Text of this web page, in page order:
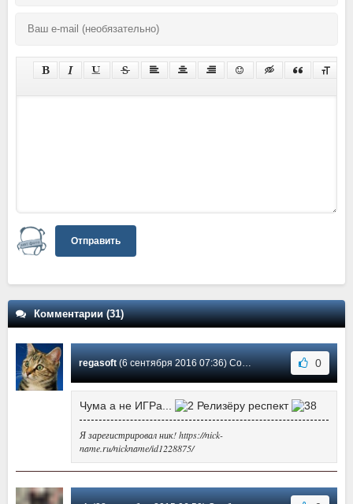
Отправить
Комментарии (31)
regasoft(6 сентября 2016 07:36) Сообщение #31 0
Чума а не ИГРа... Релизёру респект
Я зарегистрировал ник! https://nick-
name.ru/nickname/id1228875/